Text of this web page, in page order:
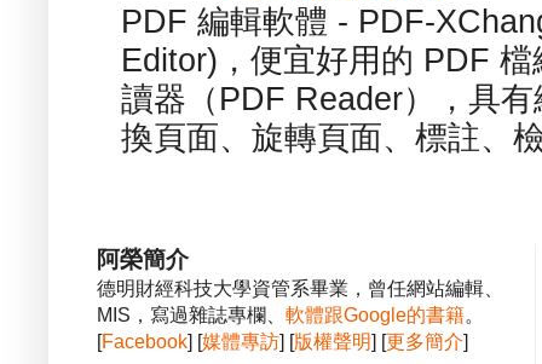
PDF 編輯軟體 - PDF-
Editor)，便宜好用的 PDF
讀器（PDF Reader），具
換頁面、旋轉頁面、標註、
阿榮簡介
德明財經科技大學資管系畢業，曾任網站編輯、
MIS，寫過雜誌專欄、 軟體跟Google的書籍。
[Facebook] [媒體專訪] [版權聲明] [更多簡介]